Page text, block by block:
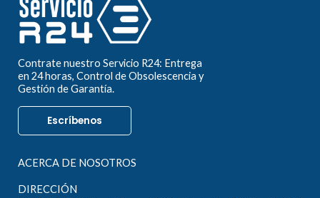
Contrate nuestro Servicio R24: Entrega
en 24 horas, Control de Obsolescencia y
Gestión de Garantía.
Escríbenos
ACERCA DE NOSOTROS
DIRECCIÓN